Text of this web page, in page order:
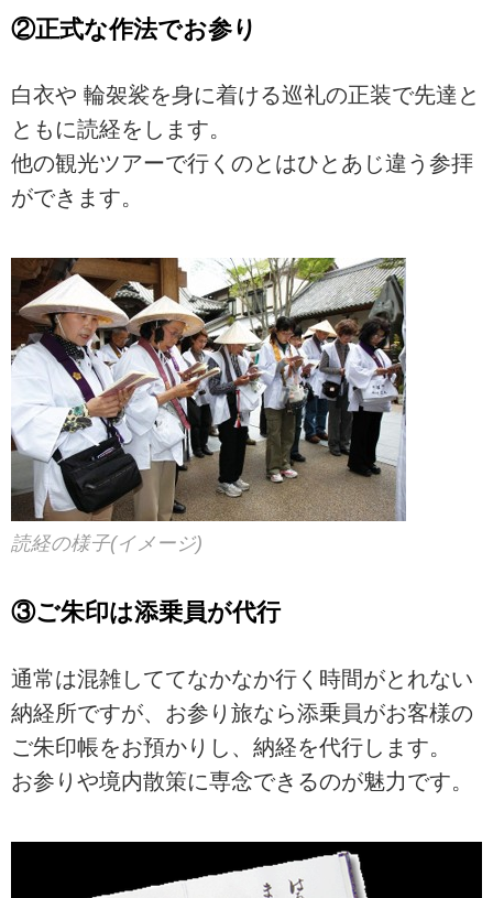
②正式な作法でお参り
白衣や 輪袈裟を身に着ける巡礼の正装で先達と
ともに読経をします。
他の観光ツアーで行くのとはひとあじ違う参拝
ができます。
読経の様子(イメージ)
③ご朱印は添乗員が代行
通常は混雑しててなかなか行く時間がとれない
納経所ですが、お参り旅なら添乗員がお客様の
ご朱印帳をお預かりし、納経を代行します。
お参りや境内散策に専念できるのが魅力です。